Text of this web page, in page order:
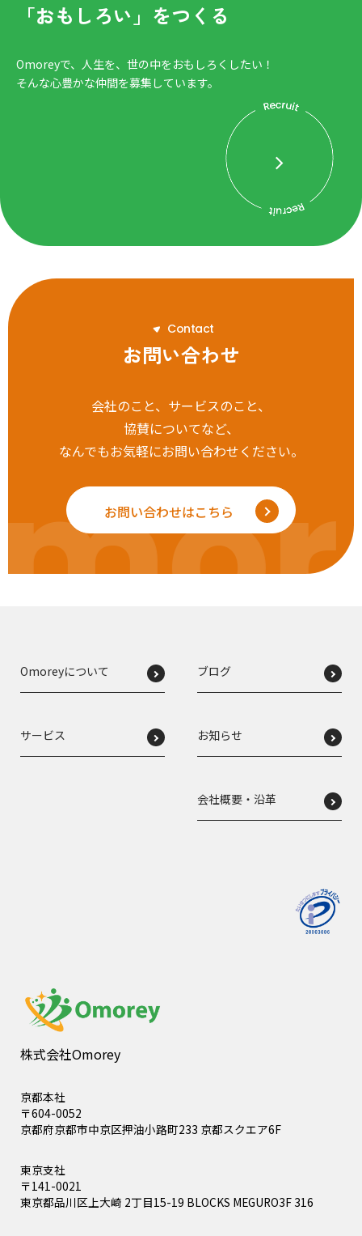
「おもしろい」をつくる
Omoreyで、人生を、世の中をおもしろくしたい！
そんな心豊かな仲間を募集しています。
Contact
お問い合わせ
会社のこと、サービスのこと、
協賛についてなど、
なんでもお気軽にお問い合わせください。
お問い合わせはこちら
株式会社Omorey
京都本社
〒604-0052
京都府京都市中京区押油小路町233 京都スクエア6F
東京支社
〒141-0021
東京都品川区上大崎 2丁目15-19 BLOCKS MEGURO3F 316
Omoreyについて
サービス
ブログ
お知らせ
会社概要・沿革